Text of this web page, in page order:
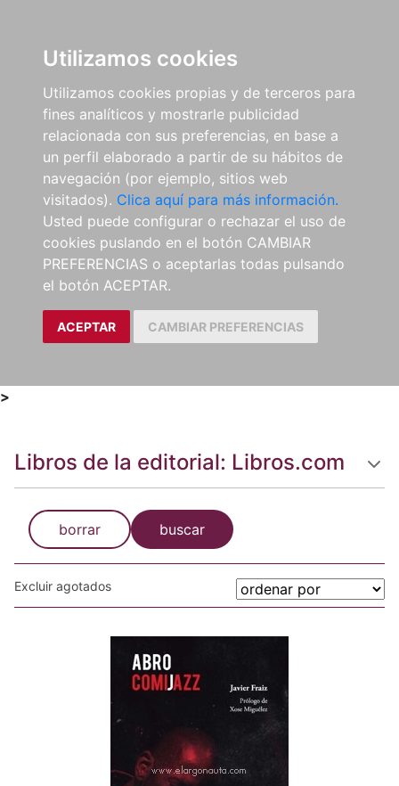
Utilizamos cookies
Utilizamos cookies propias y de terceros para
fines analíticos y mostrarle publicidad
relacionada con sus preferencias, en base a
un perfil elaborado a partir de su hábitos de
navegación (por ejemplo, sitios web
visitados). Clica aquí para más información.
Usted puede configurar o rechazar el uso de
cookies puslando en el botón CAMBIAR
PREFERENCIAS o aceptarlas todas pulsando
el botón ACEPTAR.
ACEPTAR CAMBIAR PREFERENCIAS
>
Libros de la editorial: Libros.com
borrar buscar
Excluir agotados